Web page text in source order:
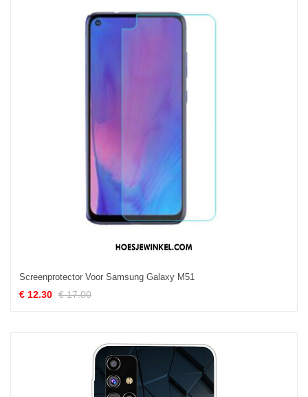
Screenprotector Voor Samsung Galaxy M51
€ 12.30 € 17.00